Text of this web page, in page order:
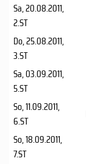
Sa, 20.08.2011,
2.ST
Do, 25.08.2011,
3.ST
Sa, 03.09.2011,
5.ST
So, 11.09.2011,
6.ST
So, 18.09.2011,
7.ST